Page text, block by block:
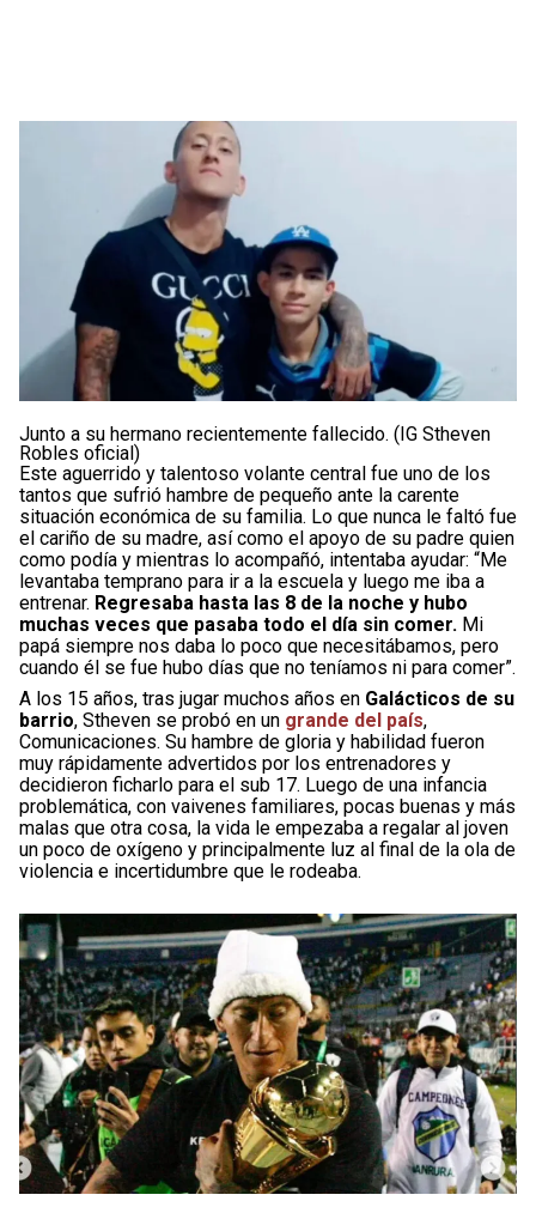
Junto a su hermano recientemente fallecido. (IG Stheven
Robles oficial)
Este aguerrido y talentoso volante central fue uno de los
tantos que sufrió hambre de pequeño ante la carente
situación económica de su familia. Lo que nunca le faltó fue
el cariño de su madre, así como el apoyo de su padre quien
como podía y mientras lo acompañó, intentaba ayudar: “Me
levantaba temprano para ir a la escuela y luego me iba a
entrenar. Regresaba hasta las 8 de la noche y hubo
muchas veces que pasaba todo el día sin comer. Mi
papá siempre nos daba lo poco que necesitábamos, pero
cuando él se fue hubo días que no teníamos ni para comer”.
A los 15 años, tras jugar muchos años en Galácticos de su
barrio, Stheven se probó en un grande del país,
Comunicaciones. Su hambre de gloria y habilidad fueron
muy rápidamente advertidos por los entrenadores y
decidieron ficharlo para el sub 17. Luego de una infancia
problemática, con vaivenes familiares, pocas buenas y más
malas que otra cosa, la vida le empezaba a regalar al joven
un poco de oxígeno y principalmente luz al final de la ola de
violencia e incertidumbre que le rodeaba.